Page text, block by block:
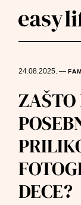
24.08.2025.—
DECE?